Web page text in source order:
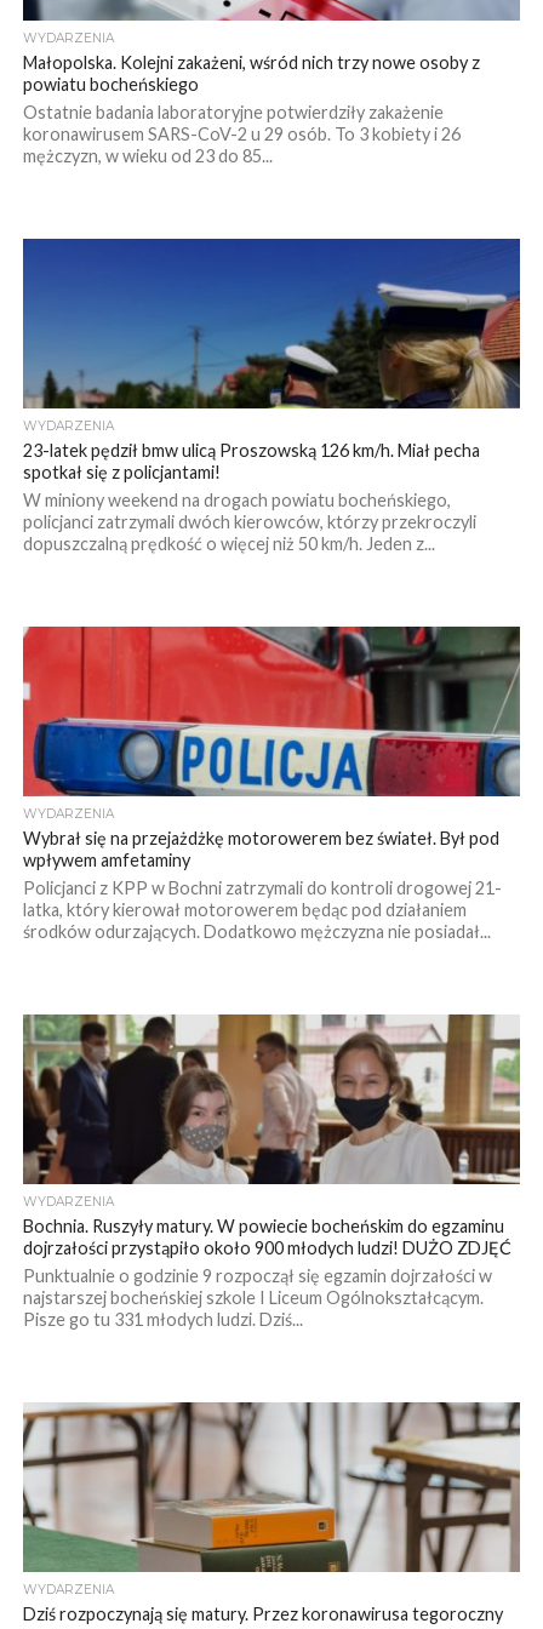
WYDARZENIA
Małopolska. Kolejni zakażeni, wśród nich trzy nowe osoby z
powiatu bocheńskiego
Ostatnie badania laboratoryjne potwierdziły zakażenie
koronawirusem SARS-CoV-2 u 29 osób. To 3 kobiety i 26
mężczyzn, w wieku od 23 do 85...
WYDARZENIA
23-latek pędził bmw ulicą Proszowską 126 km/h. Miał pecha
spotkał się z policjantami!
W miniony weekend na drogach powiatu bocheńskiego,
policjanci zatrzymali dwóch kierowców, którzy przekroczyli
dopuszczalną prędkość o więcej niż 50 km/h. Jeden z...
WYDARZENIA
Wybrał się na przejażdżkę motorowerem bez świateł. Był pod
wpływem amfetaminy
Policjanci z KPP w Bochni zatrzymali do kontroli drogowej 21-
latka, który kierował motorowerem będąc pod działaniem
środków odurzających. Dodatkowo mężczyzna nie posiadał...
WYDARZENIA
Bochnia. Ruszyły matury. W powiecie bocheńskim do egzaminu
dojrzałości przystąpiło około 900 młodych ludzi! DUŻO ZDJĘĆ
Punktualnie o godzinie 9 rozpoczął się egzamin dojrzałości w
najstarszej bocheńskiej szkole I Liceum Ogólnokształcącym.
Pisze go tu 331 młodych ludzi. Dziś...
WYDARZENIA
Dziś rozpoczynają się matury. Przez koronawirusa tegoroczny